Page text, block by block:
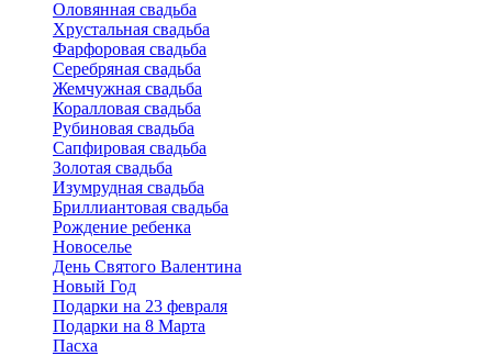
Оловянная свадьба
Хрустальная свадьба
Фарфоровая свадьба
Серебряная свадьба
Жемчужная свадьба
Коралловая свадьба
Рубиновая свадьба
Сапфировая свадьба
Золотая свадьба
Изумрудная свадьба
Бриллиантовая свадьба
Рождение ребенка
Новоселье
День Святого Валентина
Новый Год
Подарки на 23 февраля
Подарки на 8 Марта
Пасха